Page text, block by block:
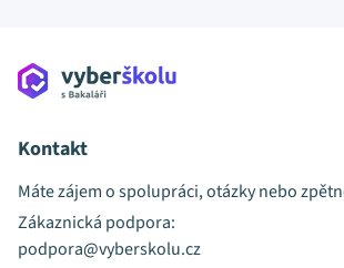
Kontakt
Máte zájem o spolupráci, otázky nebo
Zákaznická podpora:
podpora@vyberskolu.cz